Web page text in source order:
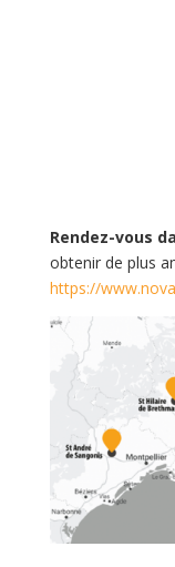
Rendez-vous
obtenir de plus
https://